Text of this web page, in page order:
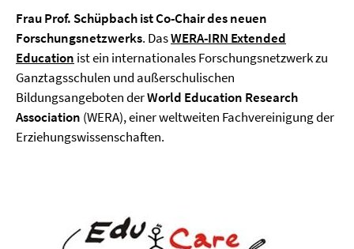
Frau Prof. Schüpbach ist Co-Chair des neuen
Forschungsnetzwerks. DasWERA-IRN Extended
Education ist ein internationales Forschungsnetzwerk zu
Ganztagsschulen und außerschulischen
Bildungsangeboten derWorld Education Research
Association (WERA), einer weltweiten Fachvereinigung der
Erziehungswissenschaften.